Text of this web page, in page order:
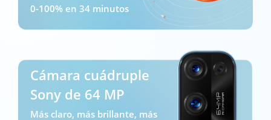
0-100% en 34 minutos
Cámara cuádruple
Sony de 64 MP
Más claro, más brillante, más